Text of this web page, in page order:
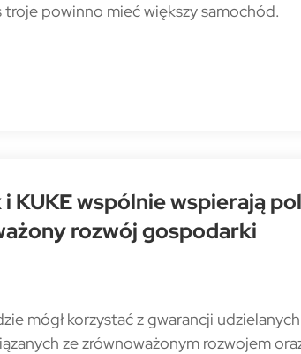
troje powinno mieć większy samochód.
i KUKE wspólnie wspierają
rozwój gospodarki
mógł korzystać z gwarancji
ze zrównoważonym rozwojem